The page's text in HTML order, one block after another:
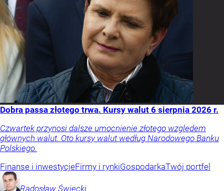
Dobra passa złotego trwa. Kursy walut 6 sierpnia 2026 r.
Czwartek przynosi dalsze umocnienie złotego względem
głównych walut. Oto kursy walut według Narodowego Banku
Polskiego.
Finanse i inwestycjeFirmy i rynkiGospodarkaTwój portfel
Radosław Święcki